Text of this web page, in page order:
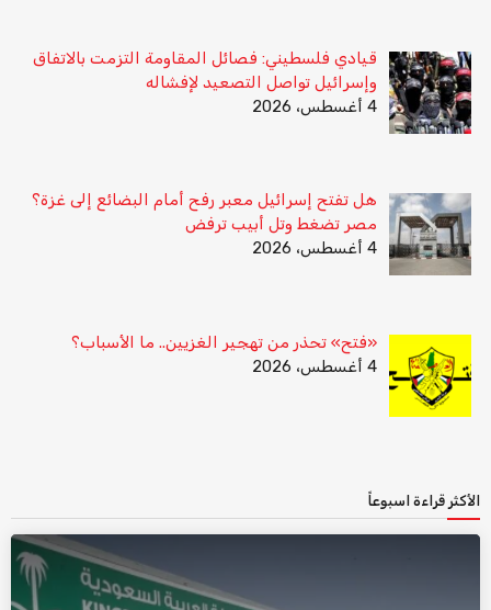
قيادي فلسطيني: فصائل المقاومة التزمت بالاتفاق
وإسرائيل تواصل التصعيد لإفشاله
4 أغسطس، 2026
هل تفتح إسرائيل معبر رفح أمام البضائع إلى غزة؟
مصر تضغط وتل أبيب ترفض
4 أغسطس، 2026
«فتح» تحذر من تهجير الغزيين.. ما الأسباب؟
4 أغسطس، 2026
الأكثر قراءة اسبوعاً